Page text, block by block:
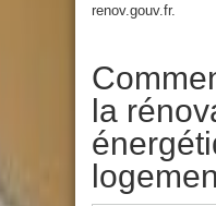
renov.gouv.fr.
la